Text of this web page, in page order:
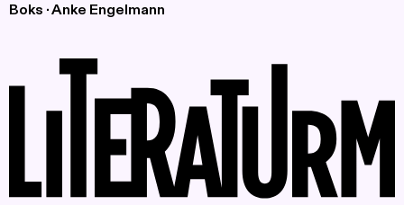
Boks · Anke Engelmann